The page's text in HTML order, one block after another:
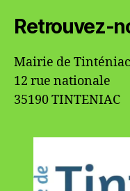
Retrouvez-
Mairie de Tinténiac
12 rue nationale
35190 TINTENIAC